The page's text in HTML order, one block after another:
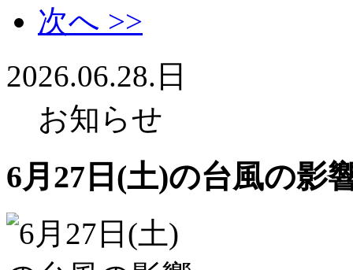
次へ >>
2026.06.28.日
お知らせ
6月27日(土)の台風の影